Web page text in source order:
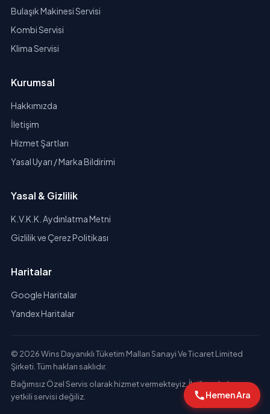
Bulaşık Makinesi Servisi
Kombi Servisi
Klima Servisi
Kurumsal
Hakkımızda
İletişim
Hizmet Şartları
Yasal Uyarı / Marka Bildirimi
Yasal & Gizlilik
K.V.K.K. Aydınlatma Metni
Gizlilik ve Çerez Politikası
Haritalar
Google Haritalar
Yandex Haritalar
© 2026 Wins Dayanıklı Tüketim Malları Sanayi Ve Ticaret Limited
Şirketi. Tüm hakları saklıdır.
Bağımsız Özel Servis olarak hizmet vermekteyiz. İlgili markaların
yetkili servisi değiliz.
Hemen Ara